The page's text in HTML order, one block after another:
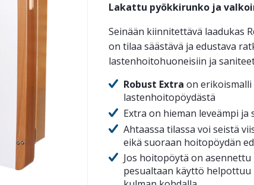
Lakattu pyökkirunko ja
Seinään kiinnitettävä laadukas
on tilaa säästävä ja edustava
lastenhoitohuoneisiin ja
Robust Extra on erikoismalli
lastenhoitopöydästä
Extra on hieman leveämpi
Ahtaassa tilassa voi seistä
eikä suoraan hoitopöydän
Jos hoitopöytä on
pesualtaan käyttö